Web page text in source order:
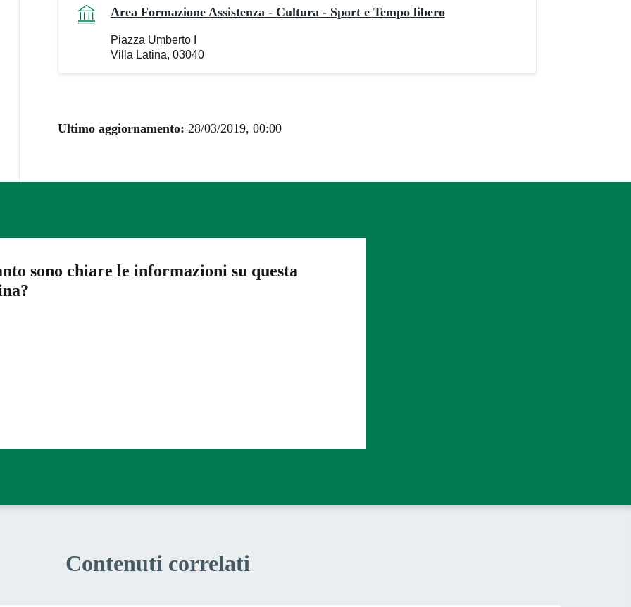
Area Formazione Assistenza - Cultura - Sport e Tempo libero
Piazza Umberto I
Villa Latina, 03040
Ultimo aggiornamento: 28/03/2019, 00:00
sono chiare le informazioni su questa
5 stelle su 5
4 stelle su 5
3 stelle su 5
2 stelle su 5
Contenuti correlati